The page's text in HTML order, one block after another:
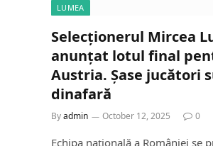
LUMEA
Selecționerul Mircea
anunțat lotul final
Austria. Șase jucători
dinafară
Byadmin October 12, 2025 0
Echipa națională a României se